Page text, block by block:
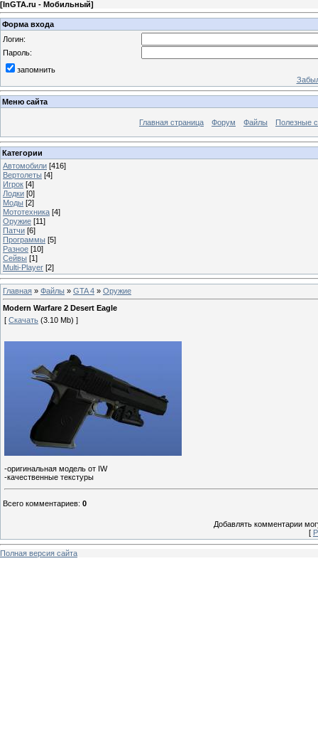
[InGTA.ru - Мобильный]
Форма входа
Логин:
Пароль:
запомнить
Меню сайта
Главная страница Форум Файлы Полезные
Категории
Автомобили [416]
Вертолеты [4]
Игрок [4]
Лодки [0]
Моды [2]
Мототехника [4]
Оружие [11]
Патчи [6]
Программы [5]
Разное [10]
Сейвы [1]
Multi-Player [2]
Главная » Файлы » GTA 4 » Оружие
Modern Warfare 2 Desert Eagle
[ Скачать (3.10 Mb) ]
-оригинальная модель от IW
-качественные текстуры
Всего комментариев: 0
Добавлять комментарии
[
Полная версия сайта